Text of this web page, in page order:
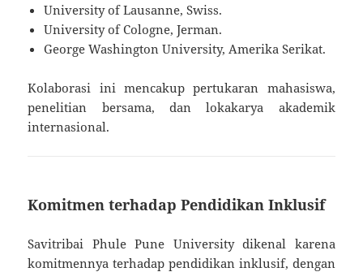
University of Lausanne, Swiss.
University of Cologne, Jerman.
George Washington University, Amerika Serikat.
Kolaborasi ini mencakup pertukaran mahasiswa,
penelitian bersama, dan lokakarya akademik
internasional.
Komitmen terhadap Pendidikan Inklusif
Savitribai Phule Pune University dikenal karena
komitmennya terhadap pendidikan inklusif, dengan